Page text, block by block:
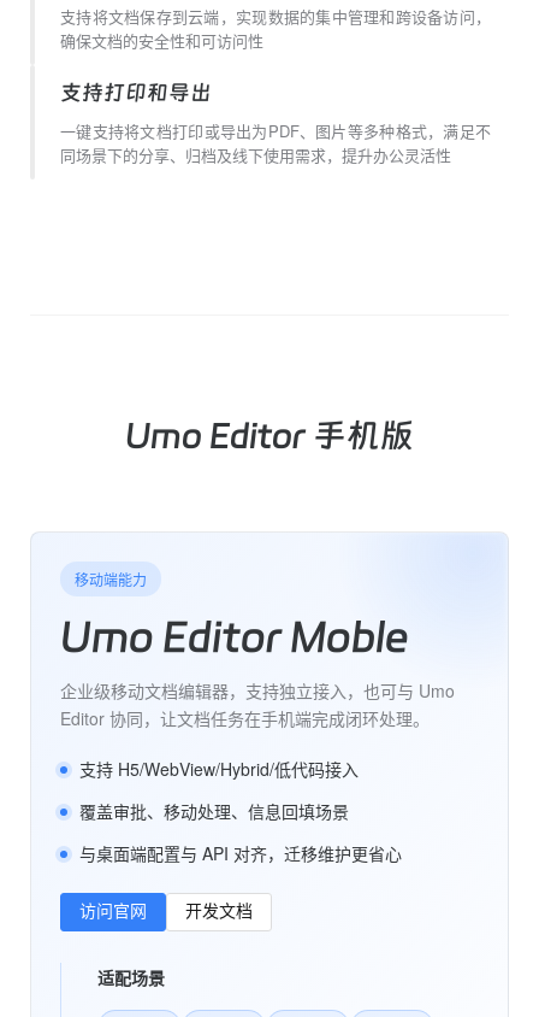
支持将文档保存到云端，实现数据的集中管理和跨设备访问，
确保文档的安全性和可访问性
支持打印和导出
一键支持将文档打印或导出为PDF、图片等多种格式，满足不
同场景下的分享、归档及线下使用需求，提升办公灵活性
Umo Editor 手机版
移动端能力
Umo Editor Moble
企业级移动文档编辑器，支持独立接入，也可与 Umo
Editor 协同，让文档任务在手机端完成闭环处理。
支持 H5/WebView/Hybrid/低代码接入
覆盖审批、移动处理、信息回填场景
与桌面端配置与 API 对齐，迁移维护更省心
访问官网 开发文档
适配场景